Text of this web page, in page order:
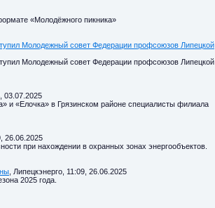
«Молодёжного пикника»
Молодежный совет Федерации профсоюзов Липецкой
Молодежный совет Федерации профсоюзов Липецкой
03.07.2025
и «Елочка» в Грязинском районе специалисты филиала
26.06.2025
при нахождении в охранных зонах энергообъектов.
, Липецкэнерго, 11:09, 26.06.2025
2025 года.